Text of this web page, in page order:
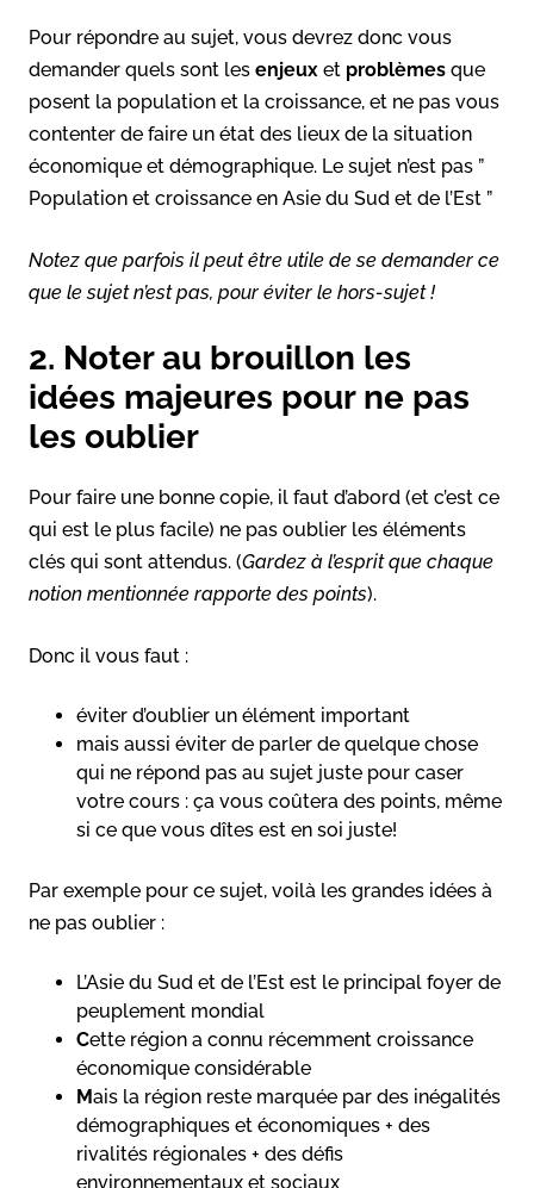
Pour répondre au sujet, vous devrez donc vous
demander quels sont les enjeux et problèmes que
posent la population et la croissance, et ne pas vous
contenter de faire un état des lieux de la situation
économique et démographique. Le sujet n’est pas ”
Population et croissance en Asie du Sud et de l’Est ”
Notez que parfois il peut être utile de se demander ce
que le sujet n’est pas, pour éviter le hors-sujet !
2. Noter au brouillon les
idées majeures pour ne pas
les oublier
Pour faire une bonne copie, il faut d’abord (et c’est ce
qui est le plus facile) ne pas oublier les éléments
clés qui sont attendus. (Gardez à l’esprit que chaque
notion mentionnée rapporte des points).
Donc il vous faut :
éviter d’oublier un élément important
mais aussi éviter de parler de quelque chose
qui ne répond pas au sujet juste pour caser
votre cours : ça vous coûtera des points, même
si ce que vous dîtes est en soi juste!
Par exemple pour ce sujet, voilà les grandes idées à
ne pas oublier :
L’Asie du Sud et de l’Est est le principal foyer de
peuplement mondial
Cette région a connu récemment croissance
économique considérable
Mais la région reste marquée par des inégalités
démographiques et économiques + des
rivalités régionales + des défis
environnementaux et sociaux